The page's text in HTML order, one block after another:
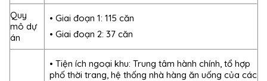
Quy
mô dự
án
• Giai đoạn 1: 115 căn
• Giai đoạn 2: 37 căn
• Tiện ích ngoại khu: Trung tâm hành chính, tổ hợp
phố thời trang, hệ thống nhà hàng ăn uống của các